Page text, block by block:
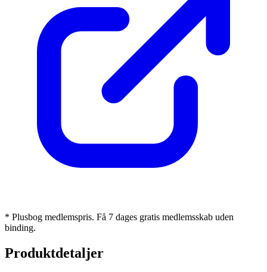
* Plusbog medlemspris. Få 7 dages gratis medlemsskab uden
binding.
Produktdetaljer